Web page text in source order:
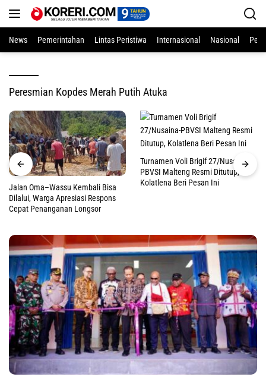
News
Pemerintahan Lintas Peristiwa Internasional Nasional
Peresmian Kopdes Merah Putih Atuka
Jalan Oma–Wassu Kembali Bisa
Dilalui, Warga Apresiasi Respons
Cepat Penanganan Longsor
Turnamen Voli Brigif 27/Nusaina-
PBVSI Malteng Resmi Ditutup,
Kolatlena Beri Pesan Ini